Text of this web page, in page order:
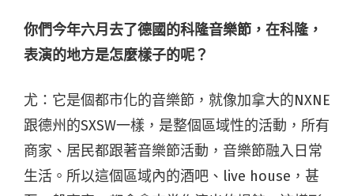
你們今年六月去了德國的科隆音樂節，在科隆，
表演的地方是怎麼樣子的呢？
尤：它是個都市化的音樂節，就像加拿大的NXNE
跟德州的SXSW一樣，是整個區域性的活動，所有
商家、居民都跟著音樂節活動，音樂節融入日常
生活。所以這個區域內的酒吧、live house，甚